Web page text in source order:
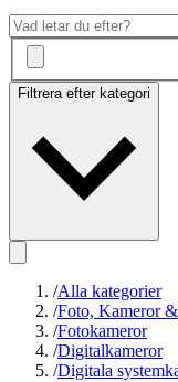
Filtrera efter kategori
/Alla kategorier
/Foto, Kameror
/Fotokameror
/Digitalkameror
/Digitala